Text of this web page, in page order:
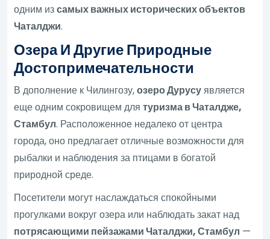
одним изсамых важных исторических объектов
Чаталджи.
Озера И Другие Природные
Достопримечательности
В дополнение к Чилингозу,озеро Дурусуявляется
еще одним сокровищем длятуризма в Чаталдже,
Стамбул. Расположенное недалеко от центра
города, оно предлагает отличные возможности для
рыбалки и наблюдения за птицами в богатой
природной среде.
Посетители могут наслаждаться спокойными
прогулками вокруг озера или наблюдать закат над
потрясающими пейзажами Чаталджи, Стамбул —